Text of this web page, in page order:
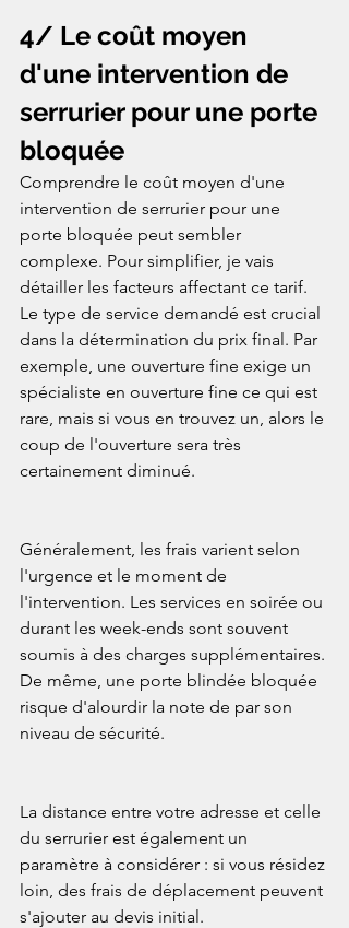
4/ Le coût moyen
d'une intervention de
serrurier pour une porte
bloquée
Comprendre le coût moyen d'une
intervention de serrurier pour une
porte bloquée peut sembler
complexe. Pour simplifier, je vais
détailler les facteurs affectant ce tarif.
Le type de service demandé est crucial
dans la détermination du prix final. Par
exemple, une ouverture fine exige un
spécialiste en ouverture fine ce qui est
rare, mais si vous en trouvez un, alors le
coup de l'ouverture sera très
certainement diminué.
Généralement, les frais varient selon
l'urgence et le moment de
l'intervention. Les services en soirée ou
durant les week-ends sont souvent
soumis à des charges supplémentaires.
De même, une porte blindée bloquée
risque d'alourdir la note de par son
niveau de sécurité.
La distance entre votre adresse et celle
du serrurier est également un
paramètre à considérer : si vous résidez
loin, des frais de déplacement peuvent
s'ajouter au devis initial.